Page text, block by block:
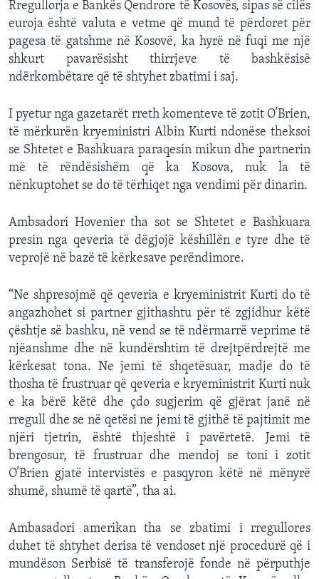
Rregullorja e Bankës Qendrore të Kosovës, sipas së cilës
euroja është valuta e vetme që mund të përdoret për
pagesa të gatshme në Kosovë, ka hyrë në fuqi me një
shkurt pavarësisht thirrjeve të bashkësisë
ndërkombëtare që të shtyhet zbatimi i saj.
I pyetur nga gazetarët rreth komenteve të zotit O’Brien,
të mërkurën kryeministri Albin Kurti ndonëse theksoi
se Shtetet e Bashkuara paraqesin mikun dhe partnerin
më të rëndësishëm që ka Kosova, nuk la të
nënkuptohet se do të tërhiqet nga vendimi për dinarin.
Ambsadori Hovenier tha sot se Shtetet e Bashkuara
presin nga qeveria të dëgjojë këshillën e tyre dhe të
veprojë në bazë të kërkesave perëndimore.
“Ne shpresojmë që qeveria e kryeministrit Kurti do të
angazhohet si partner gjithashtu për të zgjidhur këtë
çështje së bashku, në vend se të ndërmarrë veprime të
njëanshme dhe në kundërshtim të drejtpërdrejtë me
kërkesat tona. Ne jemi të shqetësuar, madje do të
thosha të frustruar që qeveria e kryeministrit Kurti nuk
e ka bërë këtë dhe çdo sugjerim që gjërat janë në
rregull dhe se në qetësi ne jemi të gjithë të pajtimit me
njëri tjetrin, është thjeshtë i pavërtetë. Jemi të
brengosur, të frustruar dhe mendoj se toni i zotit
O’Brien gjatë intervistës e pasqyron këtë në mënyrë
shumë, shumë të qartë”, tha ai.
Ambasadori amerikan tha se zbatimi i rregullores
duhet të shtyhet derisa të vendoset një procedurë që i
mundëson Serbisë të transferojë fonde në përputhje